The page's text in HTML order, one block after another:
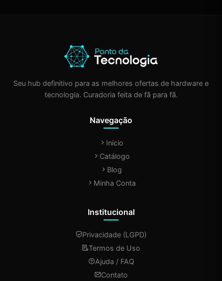
Seu hub definitivo para as melhores ofertas de hardware e
tecnologia. Curadoria feita de fã para fã.
Navegação
Início
Catálogo
Blog
Minha Conta
Institucional
Privacidade (LGPD)
Termos de Uso
Ajuda / FAQ
Contato